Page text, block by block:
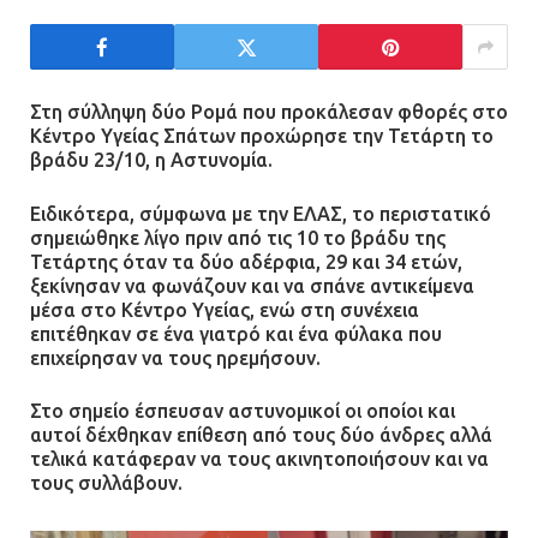
Ασπρόπυργος: Πέθανε ένας από
μεγάλης έκρηξης στο εργοστάσιο
12.07.2026 | 15:07
Άργος: Στη φυλακή οι δύο
αστυνομικοί για τους
πυροβολισμούς κατά του 20χρονου
με αναπηρία
11.07.2026 | 22:59
πρωινή διακοπή ρεύματος στη
Μάνδρα
09.07.2026 | 11:12
Στη σύλληψη δύο Ρομά που προκάλεσαν φθορές στο
Κέντρο Υγείας Σπάτων προχώρησε την Τετάρτη το
βράδυ 23/10, η Αστυνομία.
Ειδικότερα, σύμφωνα με την ΕΛΑΣ, το περιστατικό
σημειώθηκε λίγο πριν από τις 10 το βράδυ της
Τετάρτης όταν τα δύο αδέρφια, 29 και 34 ετών,
ξεκίνησαν να φωνάζουν και να σπάνε αντικείμενα
μέσα στο Κέντρο Υγείας, ενώ στη συνέχεια
επιτέθηκαν σε ένα γιατρό και ένα φύλακα που
επιχείρησαν να τους ηρεμήσουν.
Στο σημείο έσπευσαν αστυνομικοί οι οποίοι και
αυτοί δέχθηκαν επίθεση από τους δύο άνδρες αλλά
τελικά κατάφεραν να τους ακινητοποιήσουν και να
τους συλλάβουν.